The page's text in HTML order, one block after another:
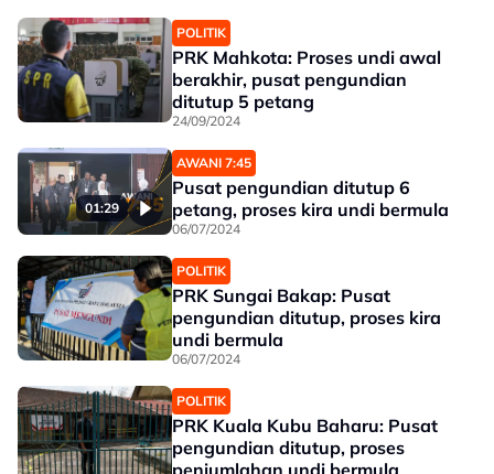
POLITIK
PRK Mahkota: Proses undi awal
berakhir, pusat pengundian
ditutup 5 petang
24/09/2024
01:29
AWANI 7:45
Pusat pengundian ditutup 6
petang, proses kira undi bermula
06/07/2024
POLITIK
PRK Sungai Bakap: Pusat
pengundian ditutup, proses kira
undi bermula
06/07/2024
POLITIK
PRK Kuala Kubu Baharu: Pusat
pengundian ditutup, proses
penjumlahan undi bermula